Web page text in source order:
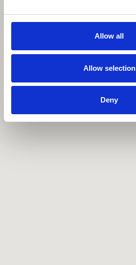
Allow all
Allow selection
Deny